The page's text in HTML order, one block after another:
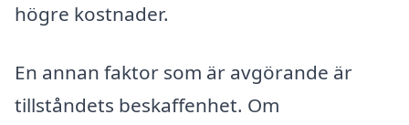
högre kostnader.
En annan faktor som är avgörande är
tillståndets beskaffenhet. Om